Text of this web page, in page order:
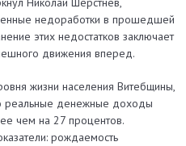
недоработки в прошедшей
этих недостатков заключает
движения вперед.
жизни населения Витебщины,
реальные денежные доходы
чем на 27 процентов.
рождаемость